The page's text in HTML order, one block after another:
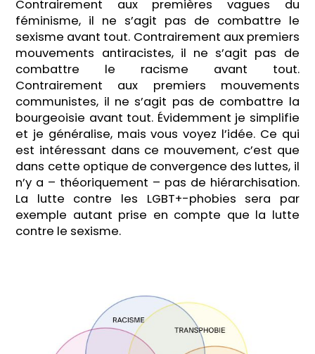
Contrairement aux premières vagues du
féminisme, il ne s’agit pas de combattre le
sexisme avant tout. Contrairement aux premiers
mouvements antiracistes, il ne s’agit pas de
combattre le racisme avant tout.
Contrairement aux premiers mouvements
communistes, il ne s’agit pas de combattre la
bourgeoisie avant tout. Évidemment je simplifie
et je généralise, mais vous voyez l’idée. Ce qui
est intéressant dans ce mouvement, c’est que
dans cette optique de convergence des luttes, il
n’y a – théoriquement – pas de hiérarchisation.
La lutte contre les LGBT+-phobies sera par
exemple autant prise en compte que la lutte
contre le sexisme.